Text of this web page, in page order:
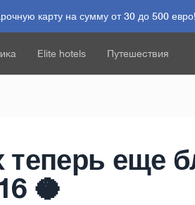
карту на сумму от 30 до 500 евро!
Elite hotels Путешествия
теперь еще
🥥